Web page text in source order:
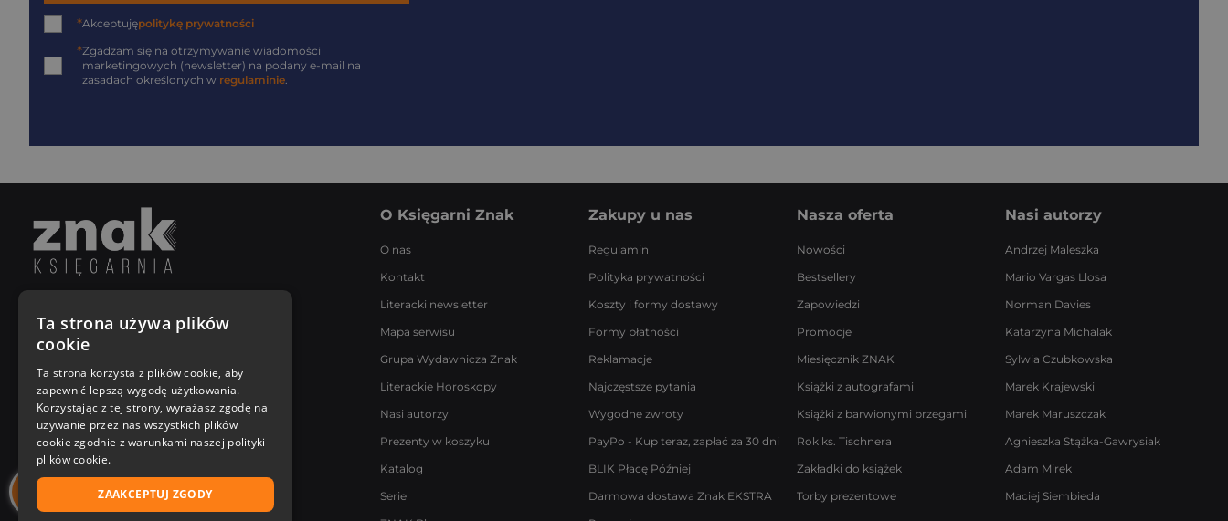
*Akceptujępolitykę prywatności
*Zgadzam się na otrzymywanie wiadomości
marketingowych (newsletter) na podany e-mail na
zasadach określonych w regulaminie.
Poniedziałek - Piątek
8:00 - 18:00
[email protected]
Bądź z nami na bieżąco
O Księgarni Znak
O nas
Kontakt
Literacki newsletter
Mapa serwisu
Grupa Wydawnicza Znak
Literackie Horoskopy
Nasi autorzy
Prezenty w koszyku
Katalog
Serie
Zakupy u nas
Regulamin
Polityka prywatności
Koszty i formy dostawy
Formy płatności
Reklamacje
Najczęstsze pytania
Wygodne zwroty
PayPo - Kup teraz, zapłać za 30 dni
BLIK Płacę Później
Darmowa dostawa Znak EKSTRA
Nasza oferta
Nowości
Bestsellery
Zapowiedzi
Promocje
Miesięcznik ZNAK
Książki z autografami
Książki z barwionymi brzegami
Rok ks. Tischnera
Zakładki do książek
Torby prezentowe
Nasi autorzy
Andrzej Maleszka
Mario Vargas Llosa
Norman Davies
Katarzyna Michalak
Sylwia Czubkowska
Marek Krajewski
Marek Maruszczak
Agnieszka Stążka-Gawrysiak
Adam Mirek
Maciej Siembieda
Ta strona używa plików
cookie
Ta strona korzysta z plików cookie, aby
zapewnić lepszą wygodę użytkowania.
Korzystając z tej strony, wyrażasz zgodę na
używanie przez nas wszystkich plików
cookie zgodnie z warunkami naszej polityki
plików cookie.
ZAAKCEPTUJ ZGODY